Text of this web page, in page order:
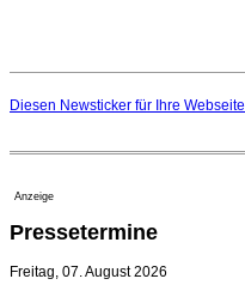
Diesen Newsticker für Ihre Webseite
Anzeige
Pressetermine
Freitag, 07. August 2026